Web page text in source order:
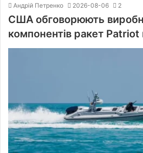
Андрій Петренко 2026-08-06 2
США обговорюють
компонентів ракет Patriot